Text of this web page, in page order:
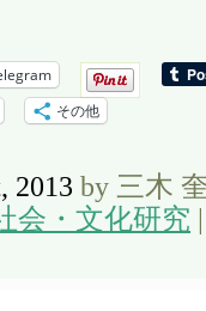
その他
2013 by 三木
会・文化研究